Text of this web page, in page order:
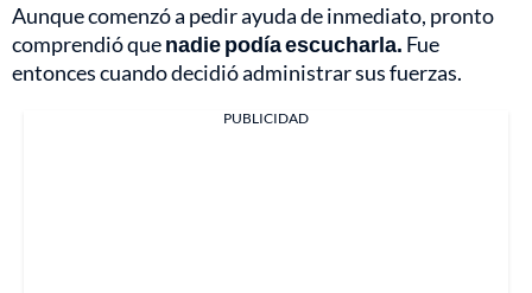
Aunque comenzó a pedir ayuda de inmediato, pronto
comprendió quenadie podía escucharla. Fue
entonces cuando decidió administrar sus fuerzas.
PUBLICIDAD